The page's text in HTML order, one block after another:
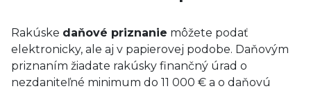
Rakúske daňové priznanie môžete podať
elektronicky, ale aj v papierovej podobe. Daňovým
priznaním žiadate rakúsky finančný úrad o
nezdaniteľné minimum do 11 000 € a o daňovú